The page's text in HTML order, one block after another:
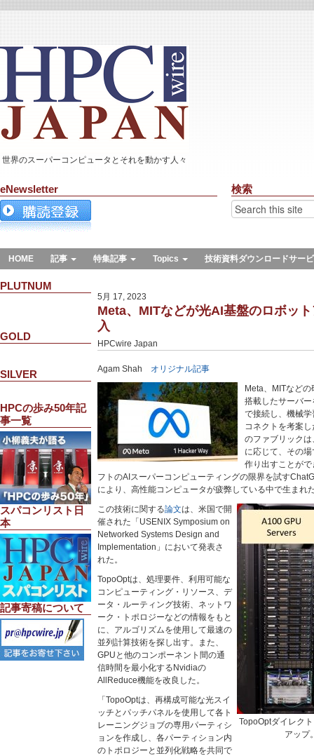
世界のスーパーコンピュータとそれを動かす人々
eNewsletter 検索
HOME 記事 特集記事 Topics 技術資料ダウンロードサー
PLUTNUM
GOLD
SILVER
HPCの歩み50年記
事一覧
スパコンリスト日
本
記事寄稿について
5月 17, 2023
Meta、MITなどが光AI基盤のロボッ
入
HPCwire Japan
Agam Shah オリジナル記事
Meta、MITなど
搭載したサーバ
で接続し、機械
コネクトを考案
のファブリック
に応じて、その
作り出すことが
フトのAIスーパーコンピューティングの限界を試す
により、高性能コンピュータが疲弊している中で生まれ
TopoOptダイレク
アップ
この技術に関する論文は、米国で開
催された「USENIX Symposium on
Networked Systems Design and
Implementation」において発表さ
れた。
TopoOptは、処理要件、利用可能な
コンピューティング・リソース、デ
ータ・ルーティング技術、ネットワ
ーク・トポロジーなどの情報をもと
に、アルゴリズムを使用して最速の
並列計算技術を探し出す。また、
GPUと他のコンポーネント間の通
信時間を最小化するNvidiaの
AllReduce機能を改良した。
「TopoOptは、再構成可能な光スイ
ッチとパッチパネルを使用して各ト
レーニングジョブの専用パーティシ
ョンを作成し、各パーティション内
のトポロジーと並列化戦略を共同で